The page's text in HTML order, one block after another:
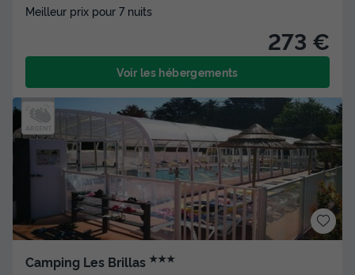
Meilleur prix pour 7 nuits
273 €
Voir les hébergements
Camping Les Brillas ★★★